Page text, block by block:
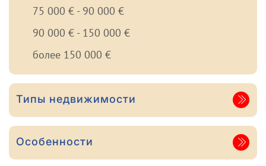
75 000 € - 90 000 €
90 000 € - 150 000 €
более 150 000 €
Типы недвижимости
Особенности